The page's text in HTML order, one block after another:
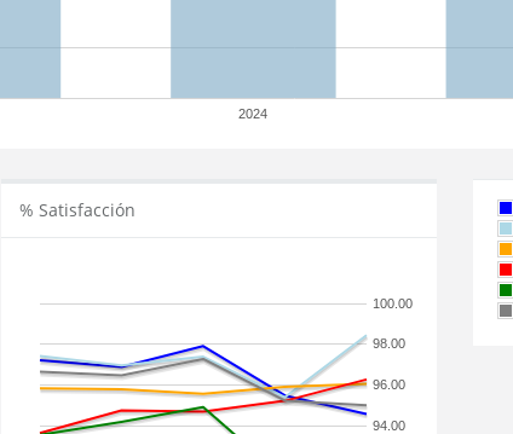
2024
% Satisfacción
94.00
96.00
98.00
100.00